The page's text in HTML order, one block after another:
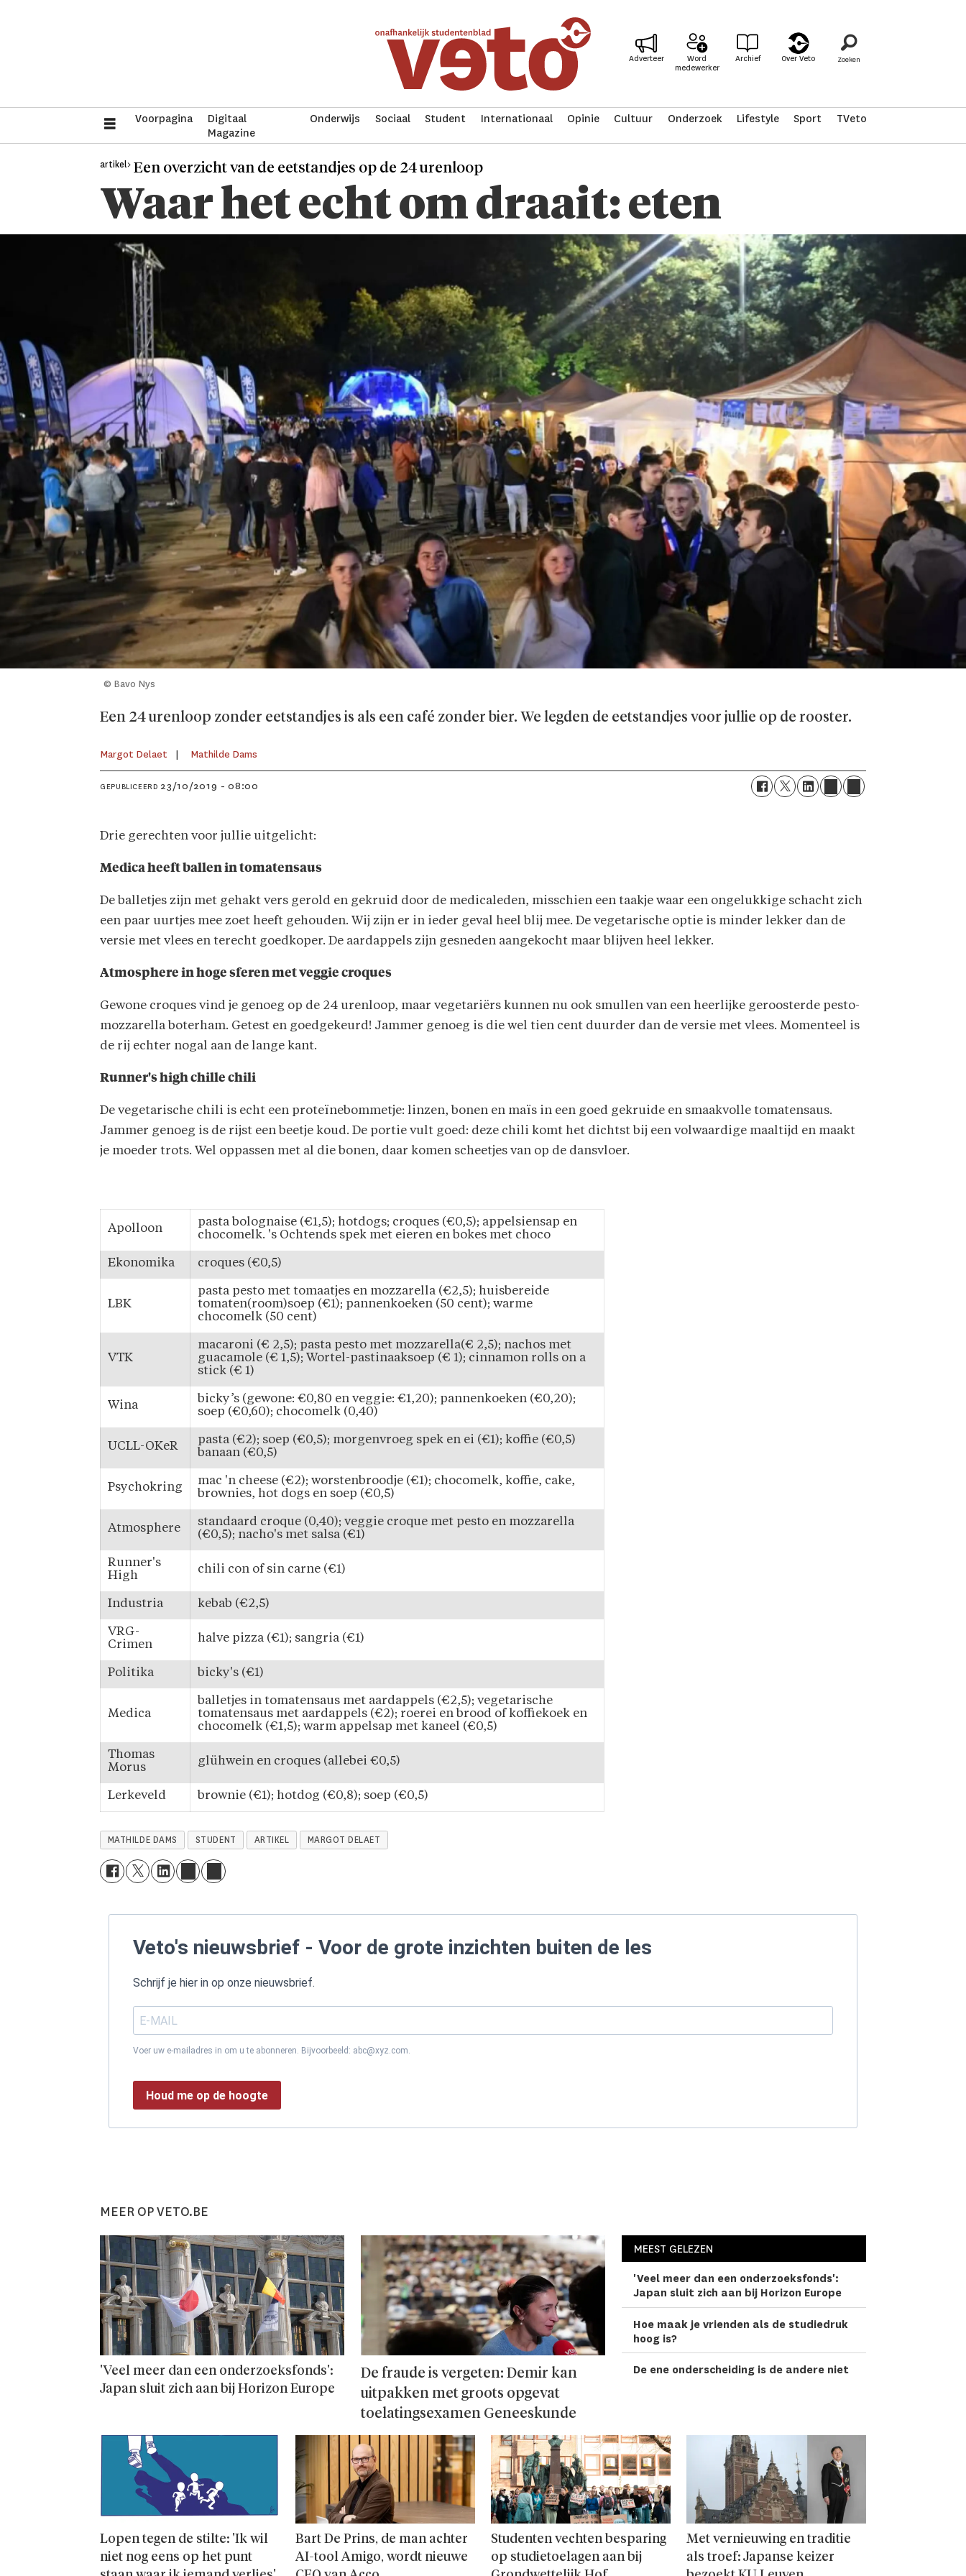
Adverteer
Word
medewerker
Archief Over Veto
Voorpagina
Digitaal
Magazine
Onderwijs Sociaal Student Internationaal Opinie Cultuur Onderzoek Lifestyle Sport TVeto
artikel> Een overzicht van de eetstandjes op de 24 urenloop
Waar het echt om draait: eten
© Bavo Nys
Een 24 urenloop zonder eetstandjes is als een café zonder bier. We legden de eetstandjes voor jullie op de rooster.
Margot Delaet Mathilde Dams
GEPUBLICEERD 23/10/2019 - 08:00
Drie gerechten voor jullie uitgelicht:
Medica heeft ballen in tomatensaus
De balletjes zijn met gehakt vers gerold en gekruid door de medicaleden, misschien een taakje waar een ongelukkige schacht zich
een paar uurtjes mee zoet heeft gehouden. Wij zijn er in ieder geval heel blij mee. De vegetarische optie is minder lekker dan de
versie met vlees en terecht goedkoper. De aardappels zijn gesneden aangekocht maar blijven heel lekker.
Atmosphere in hoge sferen met veggie croques
Gewone croques vind je genoeg op de 24 urenloop, maar vegetariërs kunnen nu ook smullen van een heerlijke geroosterde pesto-
mozzarella boterham. Getest en goedgekeurd! Jammer genoeg is die wel tien cent duurder dan de versie met vlees. Momenteel is
de rij echter nogal aan de lange kant.
Runner's high chille chili
De vegetarische chili is echt een proteïnebommetje: linzen, bonen en maïs in een goed gekruide en smaakvolle tomatensaus.
Jammer genoeg is de rijst een beetje koud. De portie vult goed: deze chili komt het dichtst bij een volwaardige maaltijd en maakt
je moeder trots. Wel oppassen met al die bonen, daar komen scheetjes van op de dansvloer.
Apolloon
pasta bolognaise (€1,5); hotdogs; croques (€0,5); appelsiensap en
chocomelk. 's Ochtends spek met eieren en bokes met choco
Ekonomika croques (€0,5)
LBK
pasta pesto met tomaatjes en mozzarella (€2,5); huisbereide
tomaten(room)soep (€1); pannenkoeken (50 cent); warme
chocomelk (50 cent)
VTK
macaroni (€ 2,5); pasta pesto met mozzarella(€ 2,5); nachos met
guacamole (€ 1,5); Wortel-pastinaaksoep (€ 1); cinnamon rolls on a
stick (€ 1)
Wina
bicky’s (gewone: €0,80 en veggie: €1,20); pannenkoeken (€0,20);
soep (€0,60); chocomelk (0,40)
UCLL-OKeR
pasta (€2); soep (€0,5); morgenvroeg spek en ei (€1); koffie (€0,5)
banaan (€0,5)
Psychokring
mac 'n cheese (€2); worstenbroodje (€1); chocomelk, koffie, cake,
brownies, hot dogs en soep (€0,5)
Atmosphere
standaard croque (0,40); veggie croque met pesto en mozzarella
(€0,5); nacho's met salsa (€1)
Runner's
High
chili con of sin carne (€1)
Industria kebab (€2,5)
VRG-
Crimen
halve pizza (€1); sangria (€1)
Politika bicky's (€1)
Medica
balletjes in tomatensaus met aardappels (€2,5); vegetarische
tomatensaus met aardappels (€2); roerei en brood of koffiekoek en
chocomelk (€1,5); warm appelsap met kaneel (€0,5)
Thomas
Morus
glühwein en croques (allebei €0,5)
Lerkeveld brownie (€1); hotdog (€0,8); soep (€0,5)
MATHILDE DAMS STUDENT ARTIKEL MARGOT DELAET
Veto's nieuwsbrief - Voor de grote inzichten buiten de les
Schrijf je hier in op onze nieuwsbrief.
Voer uw e-mailadres in om u te abonneren. Bijvoorbeeld: abc@xyz.com.
Houd me op de hoogte
MEER OP VETO.BE
'Veel meer dan een onderzoeks­fonds':
Japan sluit zich aan bij Horizon Europe
De fraude is vergeten: Demir kan
uitpakken met groots opgevat
toelatingsexamen Geneeskunde
MEEST GELEZEN
'Veel meer dan een onderzoeks­fonds':
Japan sluit zich aan bij Horizon Europe
Hoe maak je vrienden als de studiedruk
hoog is?
De ene onderscheiding is de andere niet
Lopen tegen de stilte: 'Ik wil
niet nog eens op het punt
Bart De Prins, de man achter
AI-tool Amigo, wordt nieuwe
Studenten vechten besparing
op studie­toelagen aan bij
Met vernieuwing en traditie
als troef: Japanse keizer